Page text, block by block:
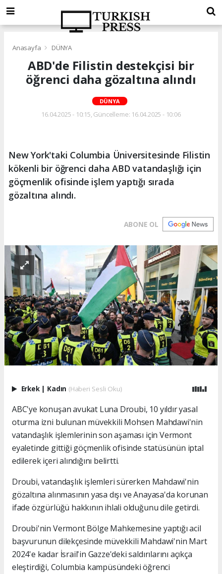
Anasayfa DÜNYA
ABD'de Filistin destekçisi bir
öğrenci daha gözaltına alındı
DÜNYA
16.04.2025 - 10:15, Güncelleme: 16.04.2025 - 10:06
New York'taki Columbia Üniversitesinde Filistin
kökenli bir öğrenci daha ABD vatandaşlığı için
göçmenlik ofisinde işlem yaptığı sırada
gözaltına alındı.
ABONE OL
Erkek | Kadın (Haberi Sesli Oku)
ABC'ye konuşan avukat Luna Droubi, 10 yıldır yasal
oturma izni bulunan müvekkili Mohsen Mahdawi'nin
vatandaşlık işlemlerinin son aşaması için Vermont
eyaletinde gittiği göçmenlik ofisinde statüsünün iptal
edilerek içeri alındığını belirtti.
Droubi, vatandaşlık işlemleri sürerken Mahdawi'nin
gözaltına alınmasının yasa dışı ve Anayasa'da korunan
ifade özgürlüğü hakkının ihlali olduğunu dile getirdi.
Droubi'nin Vermont Bölge Mahkemesine yaptığı acil
başvurunun dilekçesinde müvekkili Mahdawi'nin Mart
2024'e kadar İsrail'in Gazze'deki saldırılarını açıkça
eleştirdiği, Columbia kampüsündeki öğrenci